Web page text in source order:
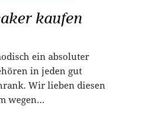
kaufen
ein absoluter
in jeden gut
Wir lieben diesen
wegen…